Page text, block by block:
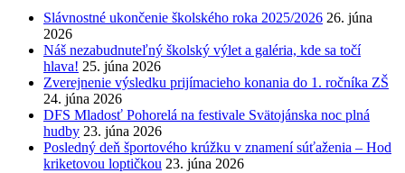
Slávnostné ukončenie školského roka 2025/2026 26. júna
2026
Náš nezabudnuteľný školský výlet a galéria, kde sa točí
hlava! 25. júna 2026
Zverejnenie výsledku prijímacieho konania do 1. ročníka ZŠ
24. júna 2026
DFS Mladosť Pohorelá na festivale Svätojánska noc plná
hudby 23. júna 2026
Posledný deň športového krúžku v znamení súťaženia – Hod
kriketovou loptičkou 23. júna 2026